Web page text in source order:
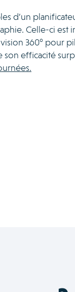
d’un
Celle-ci est
360° pour
efficacité